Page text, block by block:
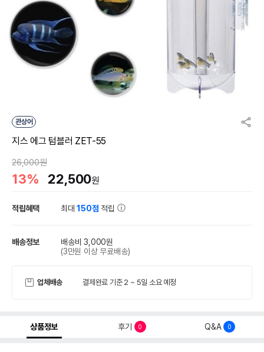
관상어
지스 에그 텀블러 ZET-55
26,000원
13% 22,500원
적립혜택 최대150점 적립
배송정보
배송비 3,000원
(3만원 이상 무료배송)
업체배송 결제완료 기준 2 ~ 5일 소요 예정
상품정보 후기 0 Q&A 0